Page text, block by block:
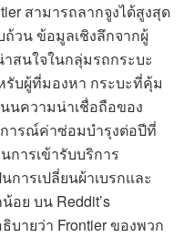
สามารถลากจูงได้สูงสุด
วน ข้อมูลเชิงลึกจากผู้
าสนใจในกลุ่มรถกระบะ
รับผู้ที่มองหา กระบะที่คุ้ม
นความน่าเชื่อถือของ
การณ์ค่าซ่อมบำรุงต่อปีที่
การเข้ารับบริการ
ารเปลี่ยนผ้าเบรกและ
อย บน Reddit’s
บายว่า Frontier ของพวก